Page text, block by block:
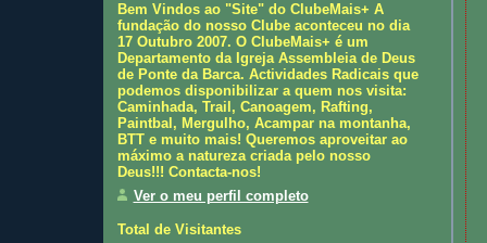
Bem Vindos ao "Site" do ClubeMais+ A
fundação do nosso Clube aconteceu no dia
17 Outubro 2007. O ClubeMais+ é um
Departamento da Igreja Assembleia de Deus
de Ponte da Barca. Actividades Radicais que
podemos disponibilizar a quem nos visita:
Caminhada, Trail, Canoagem, Rafting,
Paintbal, Mergulho, Acampar na montanha,
BTT e muito mais! Queremos aproveitar ao
máximo a natureza criada pelo nosso
Deus!!! Contacta-nos!
Ver o meu perfil completo
Total de Visitantes